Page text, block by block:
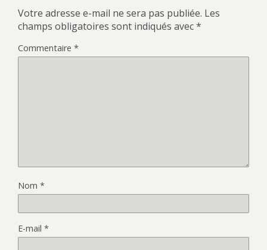
Votre adresse e-mail ne sera pas publiée. Les
champs obligatoires sont indiqués avec*
Commentaire *
Nom *
E-mail *